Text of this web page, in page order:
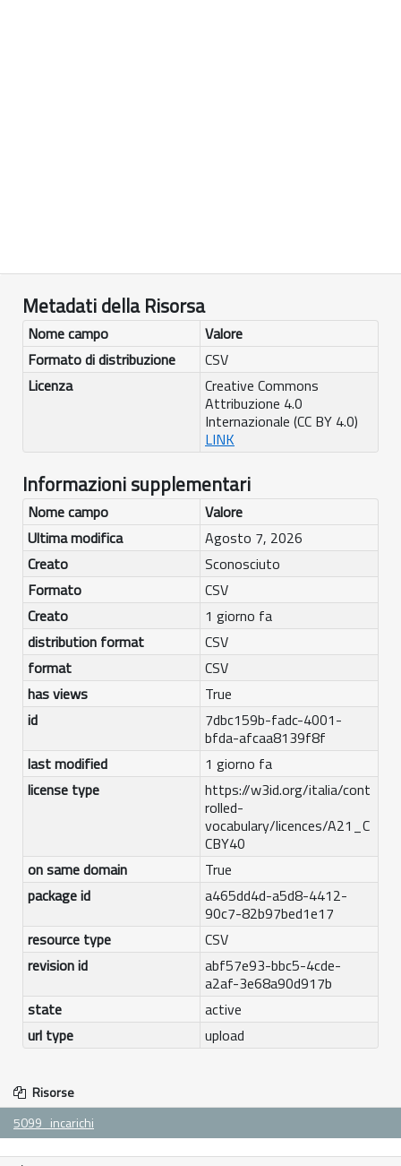
Metadati della Risorsa
Nome campo
Valore
Formato di distribuzione
CSV
Licenza
Creative Commons
Attribuzione 4.0
Internazionale (CC BY 4.0)
LINK
Informazioni supplementari
Nome campo
Valore
Ultima modifica
Agosto 7, 2026
Creato
Sconosciuto
Formato
CSV
Creato
1 giorno fa
distribution format
CSV
format
CSV
has views
True
id
7dbc159b-fadc-4001-
bfda-afcaa8139f8f
last modified
1 giorno fa
license type
https://w3id.org/italia/cont
rolled-
vocabulary/licences/A21_C
CBY40
on same domain
True
package id
a465dd4d-a5d8-4412-
90c7-82b97bed1e17
resource type
CSV
revision id
abf57e93-bbc5-4cde-
a2af-3e68a90d917b
state
active
url type
upload
Risorse
5099_incarichi